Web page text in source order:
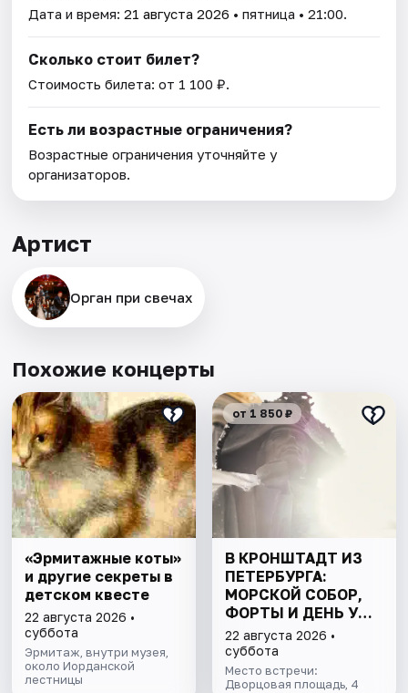
Дата и время:21 августа 2026 • пятница • 21:00.
Сколько стоит билет?
Стоимость билета: от 1 100 ₽.
Есть ли возрастные ограничения?
Возрастные ограничения уточняйте у
организаторов.
Артист
Орган при свечах
Похожие концерты
«Эрмитажные коты»
и другие секреты в
детском квесте
22 августа 2026 •
суббота
Эрмитаж, внутри музея,
около Иорданской
лестницы
от 1 850 ₽
В КРОНШТАДТ ИЗ
ПЕТЕРБУРГА:
МОРСКОЙ СОБОР,
ФОРТЫ И ДЕНЬ У
ФИНСКОГО ЗАЛИВА.
ВСЁ ВКЛЮЧЕНО
22 августа 2026 •
суббота
Место встречи:
Дворцовая площадь, 4